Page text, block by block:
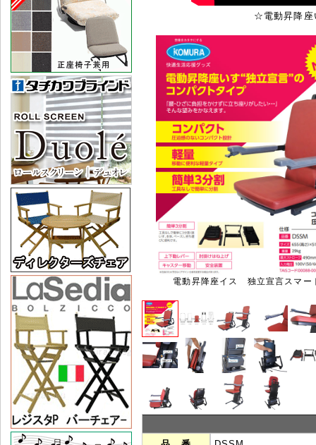
☆電動昇降座
電動昇降座イス 独立宣言スマー